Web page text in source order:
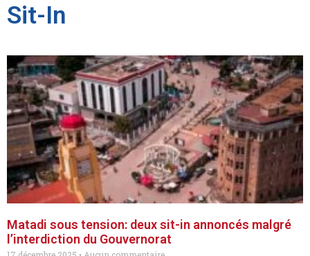
Sit-In
Matadi sous tension: deux sit-in annoncés malgré
l’interdiction du Gouvernorat